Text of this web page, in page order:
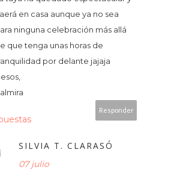
en casa aunque ya no sea
ninguna celebración más allá
que tenga unas horas de
por delante jajaja
Responder
SILVIA T. CLARASÓ
07 julio